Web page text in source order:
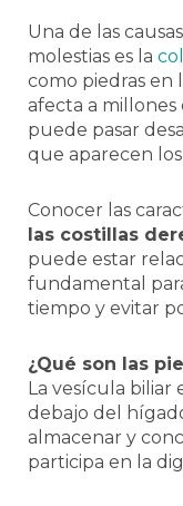
Una de las
molestias es la
como piedras en
afecta a millones
puede pasar
que aparecen
Conocer las
las costillas
puede estar
fundamental
tiempo y evitar
¿Qué son las
La vesícula
debajo del
almacenar y
participa en la